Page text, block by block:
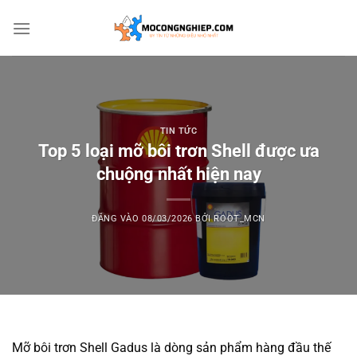
qua
TIN TỨC
Top 5 loại mỡ bôi trơn Shell được ưa
chuộng nhất hiện nay
ĐĂNG VÀO08/03/2026 BỞIROOT_MCN
Mỡ bôi trơn Shell Gadus là dòng sản phẩm hàng đầu thế